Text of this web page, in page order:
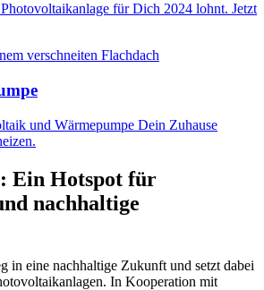
für Dich 2024 lohnt. Jetzt
und Wärmepumpe Dein Zuhause
Ein Hotspot für
nachhaltige
in eine nachhaltige Zukunft und setzt dabei
In Kooperation mit